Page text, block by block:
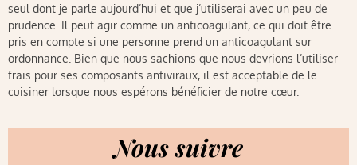
seul dont je parle aujourd’hui et que j’utiliserai avec un peu de
prudence. Il peut agir comme un anticoagulant, ce qui doit être
pris en compte si une personne prend un anticoagulant sur
ordonnance. Bien que nous sachions que nous devrions l’utiliser
frais pour ses composants antiviraux, il est acceptable de le
cuisiner lorsque nous espérons bénéficier de notre cœur.
Nous suivre